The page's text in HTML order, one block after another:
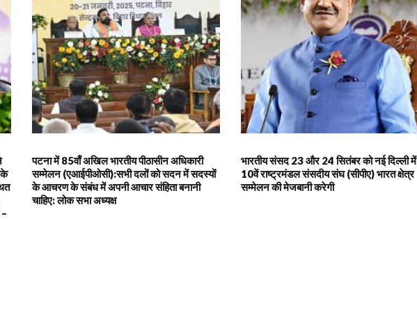
के
पटना में 85वाँ अखिल भारतीय पीठासीन अधिकारी
सम्मेलन (एआईपीओसी):सभी दलों को सदन में सदस्यों
के आचरण के संबंध में अपनी आचार संहिता बनानी
चाहिए: लोक सभा अध्यक्ष
भारतीय संसद 23 और 24 सितंबर को नई दिल्ली में
10वें राष्ट्रमंडल संसदीय संघ (सीपीए) भारत क्षेत्र
सम्मेलन की मेजबानी करेगी